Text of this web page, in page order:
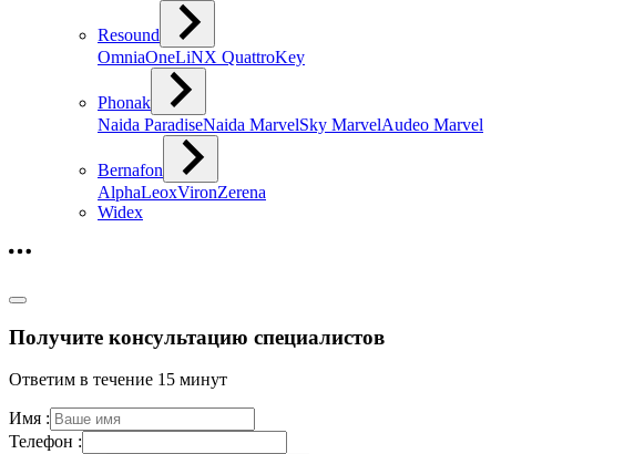
Resound
OmniaOneLiNX QuattroKey
Phonak
Naida ParadiseNaida MarvelSky MarvelAudeo Marvel
Bernafon
AlphaLeoxVironZerena
Widex
Получите консультацию специалистов
Ответим в течение 15 минут
Имя :
Телефон :